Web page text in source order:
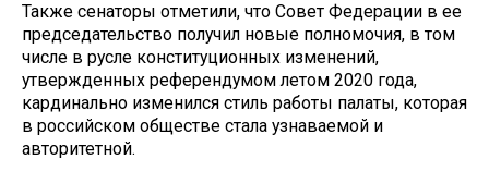
Также сенаторы отметили, что Совет Федерации в ее
председательство получил новые полномочия, в том
числе в русле конституционных изменений,
утвержденных референдумом летом 2020 года,
кардинально изменился стиль работы палаты, которая
в российском обществе стала узнаваемой и
авторитетной.